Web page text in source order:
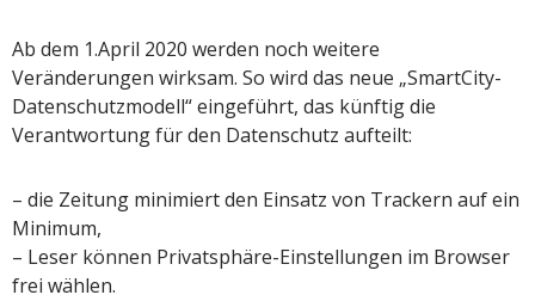
Ab dem 1.April 2020 werden noch weitere
Veränderungen wirksam. So wird das neue „SmartCity-
Datenschutzmodell“ eingeführt, das künftig die
Verantwortung für den Datenschutz aufteilt:
– die Zeitung minimiert den Einsatz von Trackern auf ein
Minimum,
– Leser können Privatsphäre-Einstellungen im Browser
frei wählen.